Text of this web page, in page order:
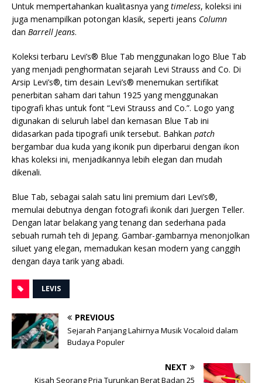
Untuk mempertahankan kualitasnya yangtimeless, koleksi ini
juga menampilkan potongan klasik, seperti jeans Column
dan Barrell Jeans.
Koleksi terbaru Levi’s® Blue Tab menggunakan logo Blue Tab
yang menjadi penghormatan sejarah Levi Strauss and Co. Di
Arsip Levi’s®, tim desain Levi’s® menemukan sertifikat
penerbitan saham dari tahun 1925 yang menggunakan
tipografi khas untuk font “Levi Strauss and Co.”. Logo yang
digunakan di seluruh label dan kemasan Blue Tab ini
didasarkan pada tipografi unik tersebut. Bahkan patch
bergambar dua kuda yang ikonik pun diperbarui dengan ikon
khas koleksi ini, menjadikannya lebih elegan dan mudah
dikenali.
Blue Tab, sebagai salah satu lini premium dari Levi’s®,
memulai debutnya dengan fotografi ikonik dari Juergen Teller.
Dengan latar belakang yang tenang dan sederhana pada
sebuah rumah teh di Jepang. Gambar-gambarnya menonjolkan
siluet yang elegan, memadukan kesan modern yang canggih
dengan daya tarik yang abadi.
LEVIS
PREVIOUS
Sejarah Panjang Lahirnya Musik Vocaloid dalam
Budaya Populer
NEXT
Kisah Seorang Pria Turunkan Berat Badan 25